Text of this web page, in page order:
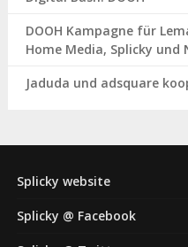
DOOH Kampagne für
Home Media, Splicky und
Jaduda und adsquare
Splicky website
Splicky @ Facebook